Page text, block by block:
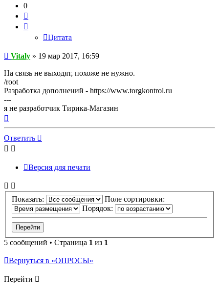
0
Цитата
Сообщение
Vitaly » 19 мар 2017, 16:59
На связь не выходят, похоже не нужно.
/root
Разработка дополнений - https://www.torgkontrol.ru
---
я не разработчик Тирика-Магазин
началу
Ответить
Версия для печати
Показать:
Поле сортировки:
Порядок:
5 сообщений • Страница 1 из 1
Вернуться в «ОПРОСЫ»
Перейти